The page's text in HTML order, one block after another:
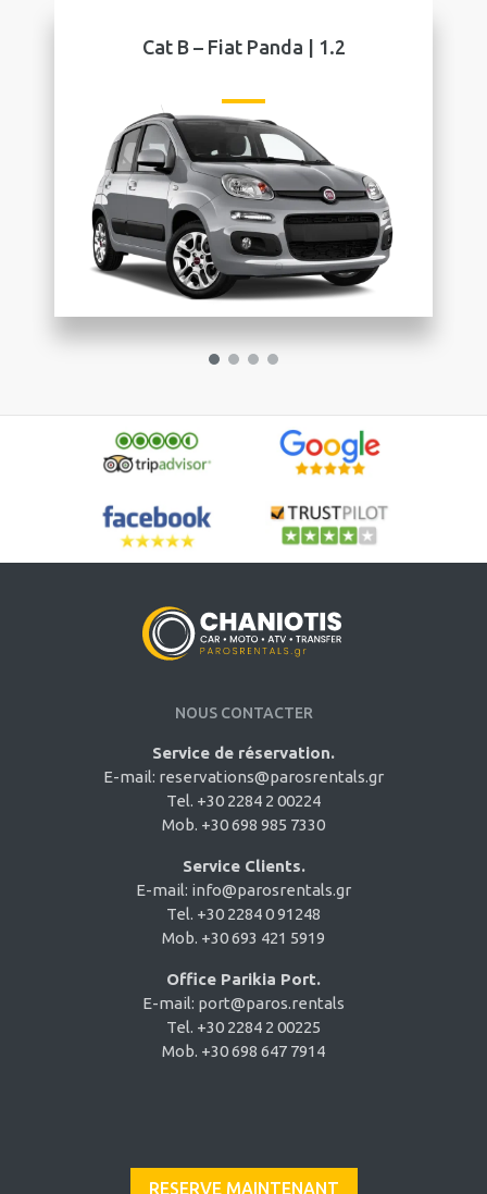
Cat B – Fiat Panda | 1.2
NOUS CONTACTER
Service de réservation.
E-mail: reservations@parosrentals.gr
Tel. +30 2284 2 00224
Mob. +30 698 985 7330
Service Clients.
E-mail: info@parosrentals.gr
Tel. +30 2284 0 91248
Mob. +30 693 421 5919
Office Parikia Port.
E-mail: port@paros.rentals
Tel. +30 2284 2 00225
Mob. +30 698 647 7914
RESERVE MAINTENANT